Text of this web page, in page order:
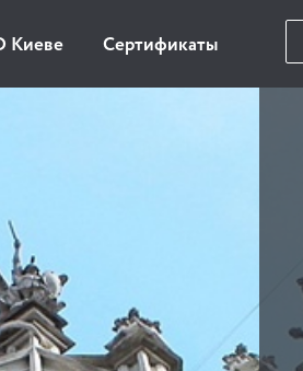
Киеве Сертификаты